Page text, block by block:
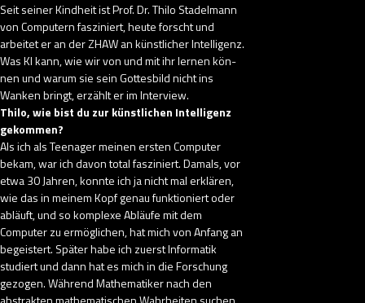
Seit seiner Kindheit ist Prof. Dr. Thilo Stadelmann
von Computern fasziniert, heute forscht und
arbeitet er an der ZHAW an künstlicher Intelligenz.
Was KI kann, wie wir von und mit ihr lernen kön­
nen und warum sie sein Gottesbild nicht ins
Wanken bringt, erzählt er im Interview.
Thilo, wie bist du zur künstlichen Intelligenz
gekommen?
Als ich als Teenager meinen ersten Computer
bekam, war ich davon total fasziniert. Damals, vor
etwa 30 Jahren, konnte ich ja nicht mal erklären,
wie das in meinem Kopf genau funktioniert oder
abläuft, und so komplexe Abläufe mit dem
Computer zu ermöglichen, hat mich von Anfang an
begeistert. Später habe ich zuerst Informatik
studiert und dann hat es mich in die Forschung
gezogen. Während Mathematiker nach den